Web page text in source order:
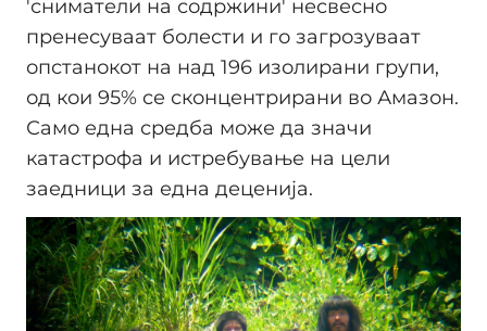
'сниматели на содржини' несвесно
пренесуваат болести и го загрозуваат
опстанокот на над 196 изолирани групи,
од кои 95% се сконцентрирани во Амазон.
Само една средба може да значи
катастрофа и истребување на цели
заедници за една деценија.